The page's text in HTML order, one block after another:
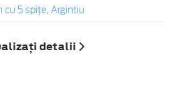
cu 5 spiţe, Argintiu
detalii